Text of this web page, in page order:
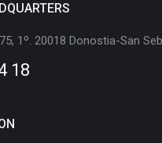
in
opens
in
window
opens
in
1º. 20018 Donostia-San
18